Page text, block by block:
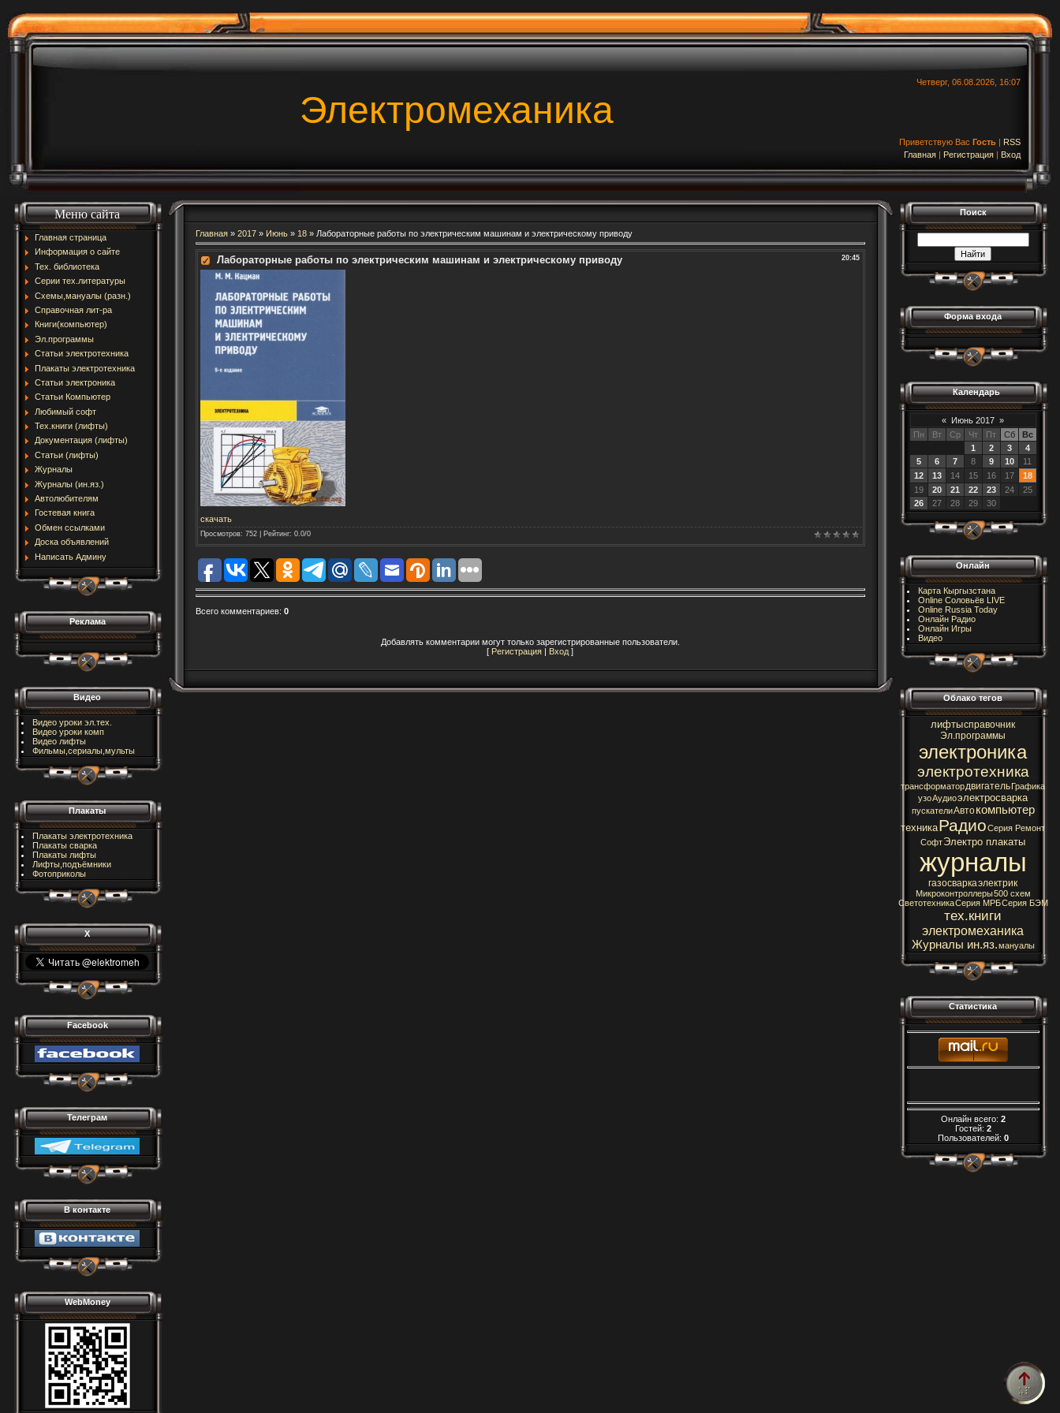
Четверг, 06.08.2026, 16:07
Электромеханика
Приветствую Вас Гость | RSS
Главная | Регистрация | Вход
Меню сайта
Главная страница
Информация о сайте
Тех. библиотека
Серии тех.литературы
Схемы,мануалы (разн.)
Справочная лит-ра
Книги(компьютер)
Эл.программы
Статьи электротехника
Плакаты электротехника
Статьи электроника
Статьи Компьютер
Любимый софт
Тех.книги (лифты)
Документация (лифты)
Статьи (лифты)
Журналы
Журналы (ин.яз.)
Автолюбителям
Гостевая книга
Обмен ссылками
Доска объявлений
Написать Админу
Реклама
Видео
Видео уроки эл.тех.
Видео уроки комп
Видео лифты
Фильмы,сериалы,мульты
Плакаты
Плакаты электротехника
Плакаты сварка
Плакаты лифты
Лифты,подъёмники
Фотоприколы
X
Facebook
Телеграм
В контакте
WebMoney
Главная» 2017 » Июнь » 18» Лабораторные работы по электрическим машинам и электрическому приводу
20:45
Лабораторные работы по электрическим машинам и электрическому приводу
скачать
Просмотров: 752 | Рейтинг: 0.0/0
Всего комментариев: 0
Добавлять комментарии могут только зарегистрированные пользователи.
[ Регистрация | Вход ]
Поиск
Форма входа
Календарь
« Июнь 2017 »
Пн
Вт Ср Чт Пт Сб
Вс
1
2 3
4
5
6 7 8 9 10
11
12
13 14 15 16 17
18
19
20 21 22 23 24
25
26
27 28 29 30
Онлайн
Карта Кыргызстана
Online Соловьёв LIVE
Online Russia Today
Онлайн Радио
Онлайн Игры
Видео
Облако тегов
лифтысправочник
Эл.программы
электроника
электротехника
трансформатордвигательГрафика
узоАудиоэлектросварка
пускателиАвтокомпьютер
техникаРадиоСерия Ремонт
СофтЭлектро плакаты
журналы
газосваркаэлектрик
Микроконтроллеры500 схем
СветотехникаСерия МРБСерия БЭМ
тех.книги
электромеханика
Журналы ин.яз.мануалы
Статистика
Онлайн всего: 2
Гостей: 2
Пользователей: 0